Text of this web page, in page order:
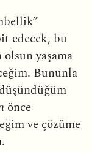
edecek, bu
yaşama
Bununla
önce
ve çözüme